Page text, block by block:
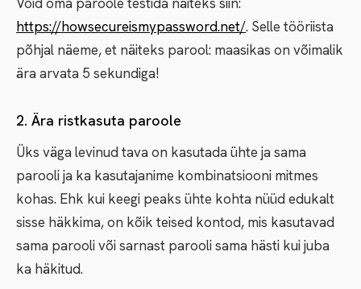
https://howsecureismypassword.net/. Selle tööriista
põhjal näeme, et näiteks parool: maasikas on võimalik
ära arvata 5 sekundiga!
2. Ära ristkasuta paroole
Üks väga levinud tava on kasutada ühte ja sama
parooli ja ka kasutajanime kombinatsiooni mitmes
kohas. Ehk kui keegi peaks ühte kohta nüüd edukalt
sisse häkkima, on kõik teised kontod, mis kasutavad
sama parooli või sarnast parooli sama hästi kui juba
ka häkitud.